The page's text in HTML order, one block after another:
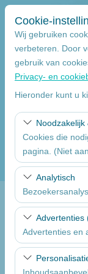
Cookie-
Wij gebruiken
verbeteren. Door
gebruik van
Privacy- en
Hieronder kunt u
Noodzakelijk
Cookies die
pagina. (Niet
Deze cookies
functioneren
uitgeschakeld.
Analytisch
Deze cookies
website wordt
bezochte
worden gebruikt
meten en de
Advertenties
Advertenties en
Deze cookies
advertenties te
Pickup Locatie
Mersin
Wilt u de auto
Pickup datum
inlever datum & uur